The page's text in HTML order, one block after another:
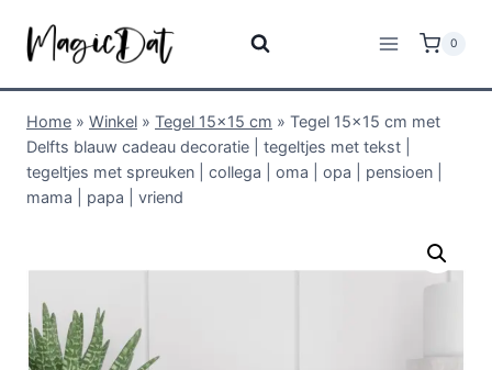
0
Home » Winkel » Tegel 15x15 cm » Tegel 15×15 cm met
Delfts blauw cadeau decoratie | tegeltjes met tekst |
tegeltjes met spreuken | collega | oma | opa | pensioen |
mama | papa | vriend